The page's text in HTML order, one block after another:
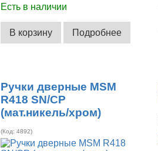
Есть в наличии
В корзину Подробнее
Ручки дверные MSM
R418 SN/CP
(мат.никель/хром)
(Код:4892)